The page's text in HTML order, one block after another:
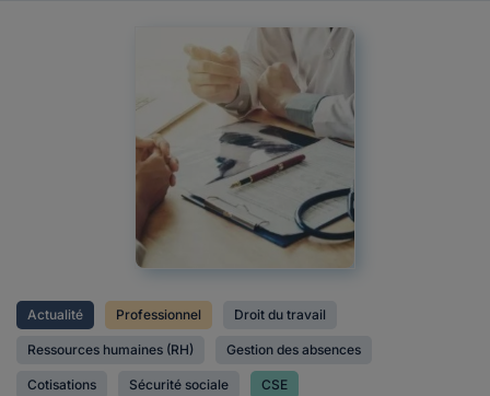
Actualité Professionnel Droit du travail
Ressources humaines (RH) Gestion des absences
Cotisations Sécurité sociale CSE